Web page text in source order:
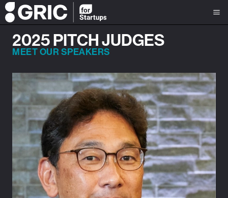
2025 PITCH JUDGES
MEET OUR SPEAKERS